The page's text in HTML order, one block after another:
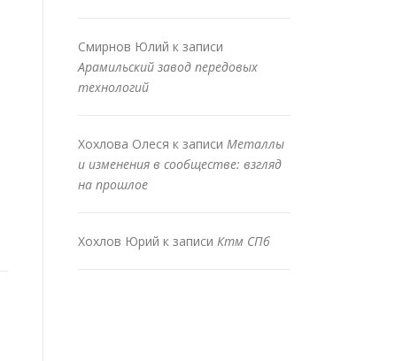
Смирнов Юлий к записи
Арамильский завод передовых
технологий
Хохлова Олеся к записи Металлы
и изменения в сообществе: взгляд
на прошлое
Хохлов Юрий к записи Ктм СПб